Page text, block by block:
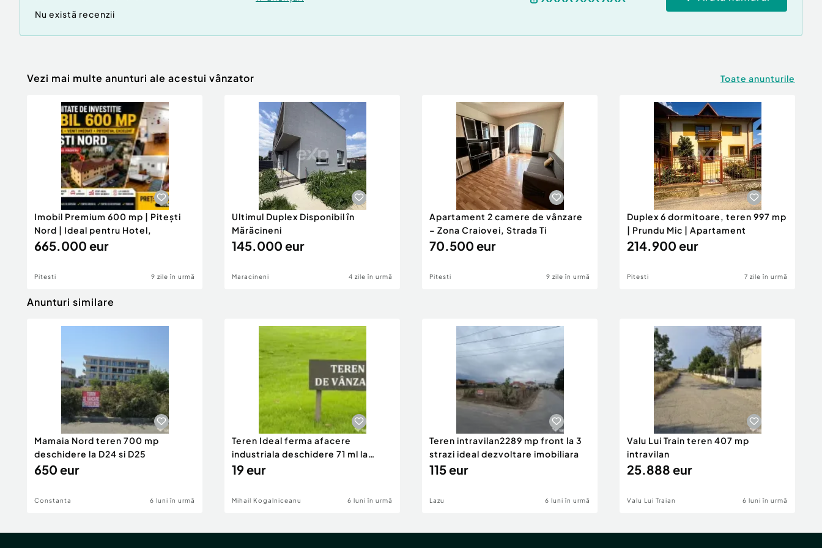
Nu există recenzii
Vezi mai multe anunturi ale acestui vânzator Toate anunturile
Imobil Premium 600 mp | Pitești
Nord | Ideal pentru Hotel,
665.000 eur
Pitesti 9 zile în urmă
Ultimul Duplex Disponibil în
Mărăcineni
145.000 eur
Maracineni 4 zile în urmă
Apartament 2 camere de vânzare
– Zona Craiovei, Strada Ti
70.500 eur
Pitesti 9 zile în urmă
Duplex 6 dormitoare, teren 997 mp
| Prundu Mic | Apartament
214.900 eur
Pitesti 7 zile în urmă
Anunturi similare
Mamaia Nord teren 700 mp
deschidere la D24 si D25
650 eur
Constanta 6 luni în urmă
Teren Ideal ferma afacere
industriala deschidere 71 ml la
DN2A
19 eur
Mihail Kogalniceanu 6 luni în urmă
Teren intravilan2289 mp front la 3
strazi ideal dezvoltare imobiliara
115 eur
Lazu 6 luni în urmă
Valu Lui Train teren 407 mp
intravilan
25.888 eur
Valu Lui Traian 6 luni în urmă